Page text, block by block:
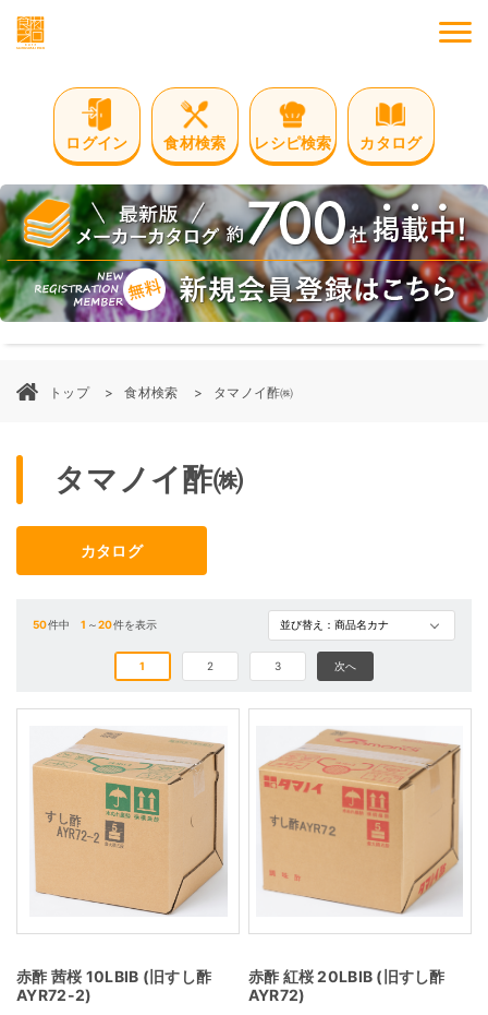
ログイン 食材検索 レシピ検索 カタログ
トップ 食材検索 タマノイ酢㈱
タマノイ酢㈱
カタログ
50件中1 ～20件を表示
1 2 3 次へ
赤酢 茜桜 10LBIB (旧すし酢
AYR72-2)
赤酢 紅桜 20LBIB (旧すし酢
AYR72)